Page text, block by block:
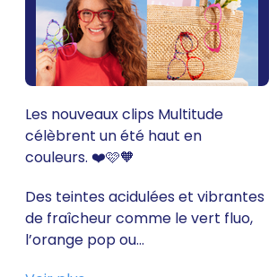
Les nouveaux clips Multitude
célèbrent un été haut en
couleurs. ❤️🩷🧡
Des teintes acidulées et vibrantes
de fraîcheur comme le vert fluo,
l’orange pop ou...